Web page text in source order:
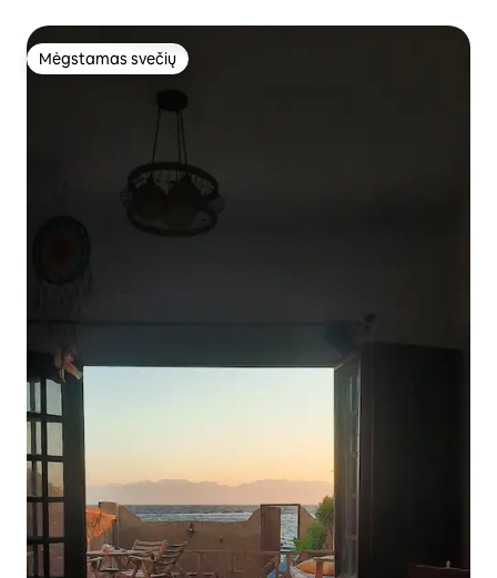
Mėgstamas svečių
Mėgstamas svečių